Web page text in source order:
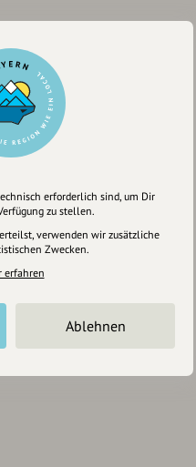
erforderlich sind, um Dir
zu stellen.
verwenden wir zusätzliche
Zwecken.
erfahren
Ablehnen